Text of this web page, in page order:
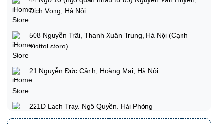
Dịch Vọng, Hà Nội
508 Nguyễn Trãi, Thanh Xuân Trung, Hà Nội (Cạnh
Viettel store).
21 Nguyễn Đức Cảnh, Hoàng Mai, Hà Nội.
221D Lạch Tray, Ngô Quyền, Hải Phòng